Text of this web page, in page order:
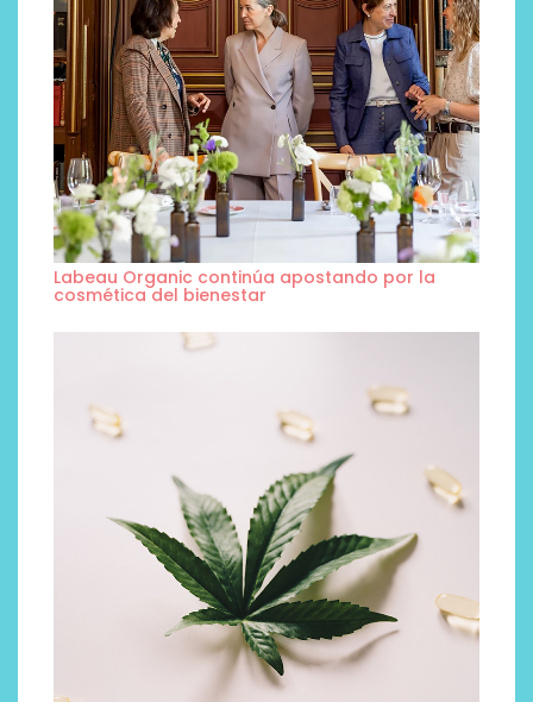
Labeau Organic continúa apostando por la
cosmética del bienestar